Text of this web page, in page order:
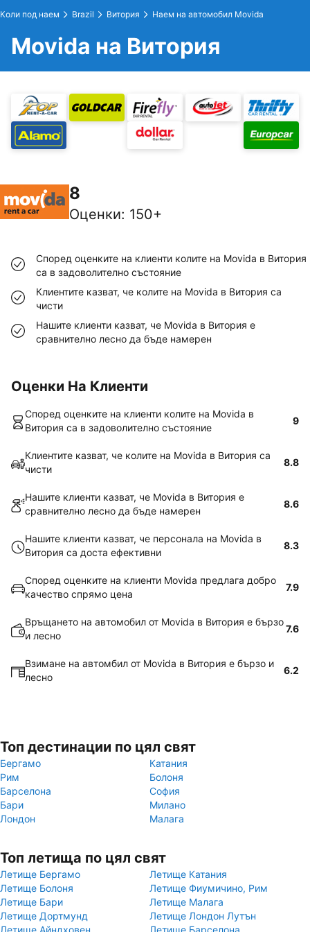
Коли под наем Brazil Витория Наем на автомобил Movida
Movida на Витория
8
Оценки: 150+
Според оценките на клиенти колите на Movida в Витория
са в задоволително състояние
Клиентите казват, че колите на Movida в Витория са
чисти
Нашите клиенти казват, че Movida в Витория е
сравнително лесно да бъде намерен
Оценки На Клиенти
Според оценките на клиенти колите на Movida в
Витория са в задоволително състояние
9
Клиентите казват, че колите на Movida в Витория са
чисти
8.8
Нашите клиенти казват, че Movida в Витория е
сравнително лесно да бъде намерен
8.6
Нашите клиенти казват, че персонала на Movida в
Витория са доста ефективни
8.3
Според оценките на клиенти Movida предлага добро
качество спрямо цена
7.9
Връщането на автомобил от Movida в Витория е бързо
и лесно
7.6
Взимане на автомбил от Movida в Витория е бързо и
лесно
6.2
Топ дестинации по цял свят
Бергамо
Катания
Рим
Болоня
Барселона
София
Бари
Милано
Лондон
Малага
Топ летища по цял свят
Летище Бергамо
Летище Катания
Летище Болоня
Летище Фиумичино, Рим
Летище Бари
Летище Малага
Летище Дортмунд
Летище Лондон Лутън
Летище Айндховен
Летище Барселона